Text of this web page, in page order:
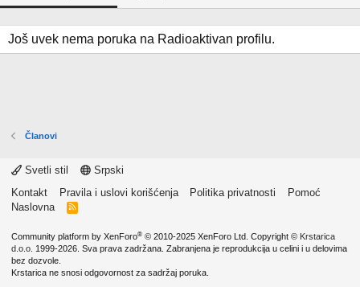
Još uvek nema poruka na Radioaktivan profilu.
Članovi
Svetli stil
Srpski
Kontakt
Pravila i uslovi korišćenja Politika privatnosti
Pomoć
Naslovna
R
Community platform by XenForo® © 2010-2025 XenForo Ltd. Copyright © Krstarica
d.o.o. 1999-2026. Sva prava zadržana. Zabranjena je reprodukcija u celini i u delovima
bez dozvole.
Krstarica ne snosi odgovornost za sadržaj poruka.